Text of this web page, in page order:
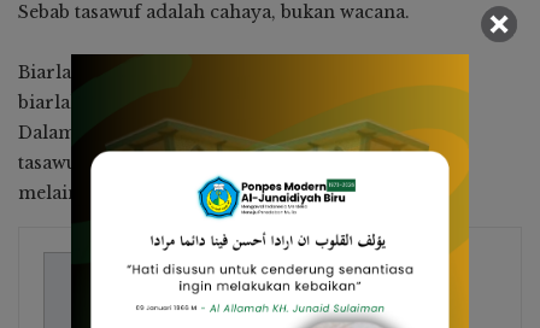
Sebab tasawuf adalah cahaya, bukan wacana.
Biarlah sunyi menjadi teman setia,
biarlah dunia kau tinggalkan sebentar saja.
Dalam sepi itu kau akan mengerti,
tasawuf bukan untuk dipahami,
melainkan untuk dijalani, hingga fana dalam Ilahi.
Zaenuddin Endy 417 Posts